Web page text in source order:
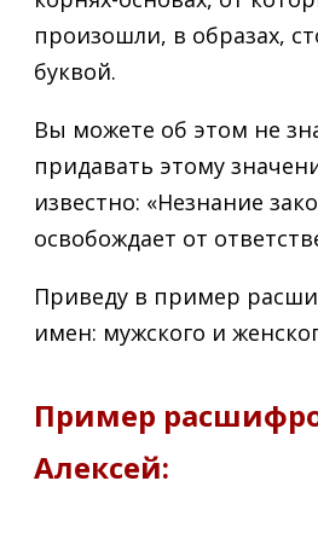
произошли, в образах,
буквой.
Вы можете об этом не
придавать этому
известно: «Незнание
освобождает от
Приведу в пример
имен: мужского и
Пример
Алексей: